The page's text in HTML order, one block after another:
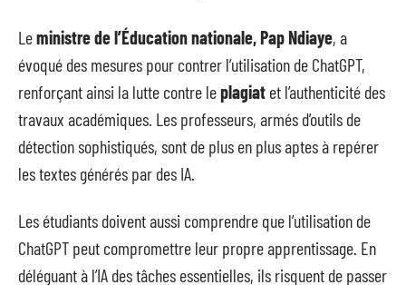
Leministre de l’Éducation nationale, Pap Ndiaye, a
évoqué des mesures pour contrer l’utilisation de ChatGPT,
renforçant ainsi la lutte contre leplagiat et l’authenticité des
travaux académiques. Les professeurs, armés d’outils de
détection sophistiqués, sont de plus en plus aptes à repérer
les textes générés par des IA.
Les étudiants doivent aussi comprendre que l’utilisation de
ChatGPT peut compromettre leur propre apprentissage. En
déléguant à l’IA des tâches essentielles, ils risquent de passer